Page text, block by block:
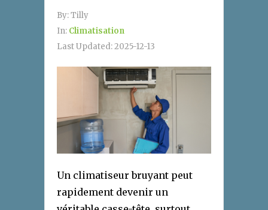
By:Tilly
In: Climatisation
Last Updated:2025-12-13
Un climatiseur bruyant peut
rapidement devenir un